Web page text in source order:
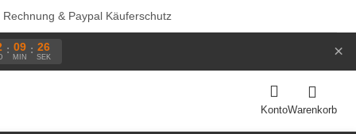
Rechnung & Paypal Käuferschutz
: 09
MIN
: 26
SEK ×
KontoWarenkorb